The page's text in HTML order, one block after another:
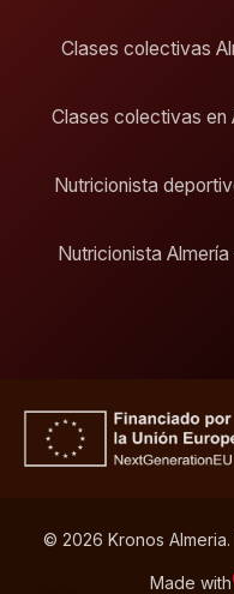
Clases colectivas
Clases colectivas en
Nutricionista
Nutricionista
© 2026 Kronos
Made with